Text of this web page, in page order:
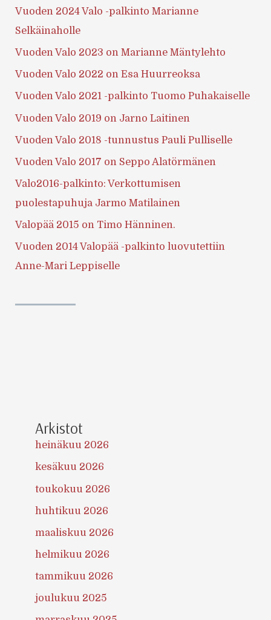
Vuoden 2024 Valo -palkinto Marianne
Selkäinaholle
Vuoden Valo 2023 on Marianne Mäntylehto
Vuoden Valo 2022 on Esa Huurreoksa
Vuoden Valo 2021 -palkinto Tuomo Puhakaiselle
Vuoden Valo 2019 on Jarno Laitinen
Vuoden Valo 2018 -tunnustus Pauli Pulliselle
Vuoden Valo 2017 on Seppo Alatörmänen
Valo2016-palkinto: Verkottumisen
puolestapuhuja Jarmo Matilainen
Valopää 2015 on Timo Hänninen.
Vuoden 2014 Valopää -palkinto luovutettiin
Anne-Mari Leppiselle
Arkistot
heinäkuu 2026
kesäkuu 2026
toukokuu 2026
huhtikuu 2026
maaliskuu 2026
helmikuu 2026
tammikuu 2026
joulukuu 2025